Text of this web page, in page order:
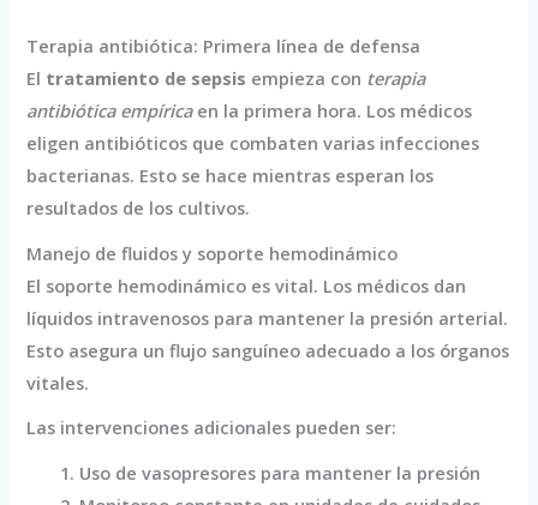
Terapia antibiótica: Primera línea de defensa
El tratamiento de sepsis empieza con terapia
antibiótica empíricaen la primera hora. Los médicos
eligen antibióticos que combaten varias infecciones
bacterianas. Esto se hace mientras esperan los
resultados de los cultivos.
Manejo de fluidos y soporte hemodinámico
El soporte hemodinámico es vital. Los médicos dan
líquidos intravenosos para mantener la presión arterial.
Esto asegura un flujo sanguíneo adecuado a los órganos
vitales.
Las intervenciones adicionales pueden ser:
Uso de vasopresores para mantener la presión